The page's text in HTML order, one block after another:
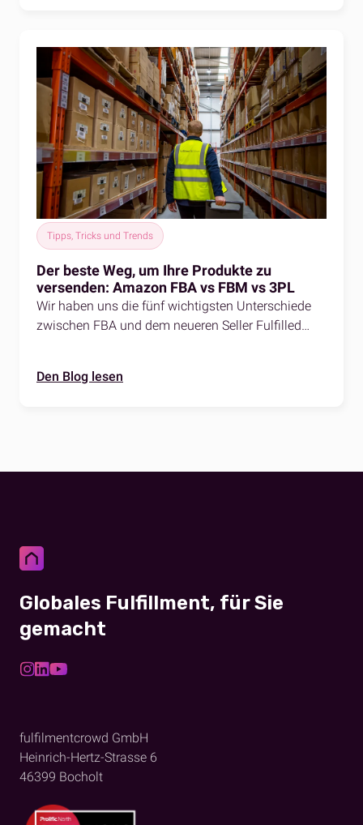
Tipps, Tricks und Trends
Der beste Weg, um Ihre Produkte zu
versenden: Amazon FBA vs FBM vs 3PL
Wir haben uns die fünf wichtigsten Unterschiede
zwischen FBA und dem neueren Seller Fulfilled
Den Blog lesen
Globales Fulfillment, für Sie
gemacht
fulfilmentcrowd GmbH
Heinrich-Hertz-Strasse 6
46399 Bocholt